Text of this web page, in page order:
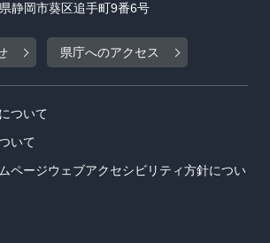
静岡市葵区追手町9番6号
県庁へのアクセス
ついて
いて
ページウェブアクセシビリティ方針につい